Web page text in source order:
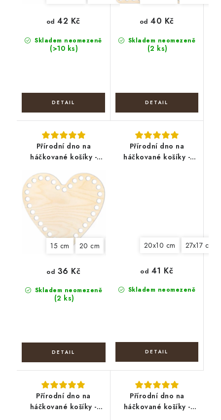
Skladem neomezeně
(>10 ks)
od 42 Kč
Skladem neomezeně
(2 ks)
od 40 Kč
Přírodní dno na
háčkované košíky -
15 cm 20 cm 30 cm
Skladem neomezeně
(2 ks)
od 36 Kč
Přírodní dno na
háčkované košíky -
20x10 cm 27x17 cm
Skladem neomezeně
od 41 Kč
Přírodní dno na
háčkované košíky -
Přírodní dno na
háčkované košíky -